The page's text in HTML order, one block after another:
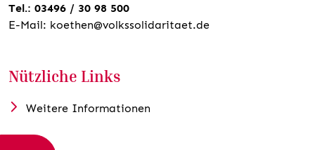
Tel.: 03496 / 30 98 500
E-Mail: koethen@volkssolidaritaet.de
Nützliche Links
Weitere Informationen